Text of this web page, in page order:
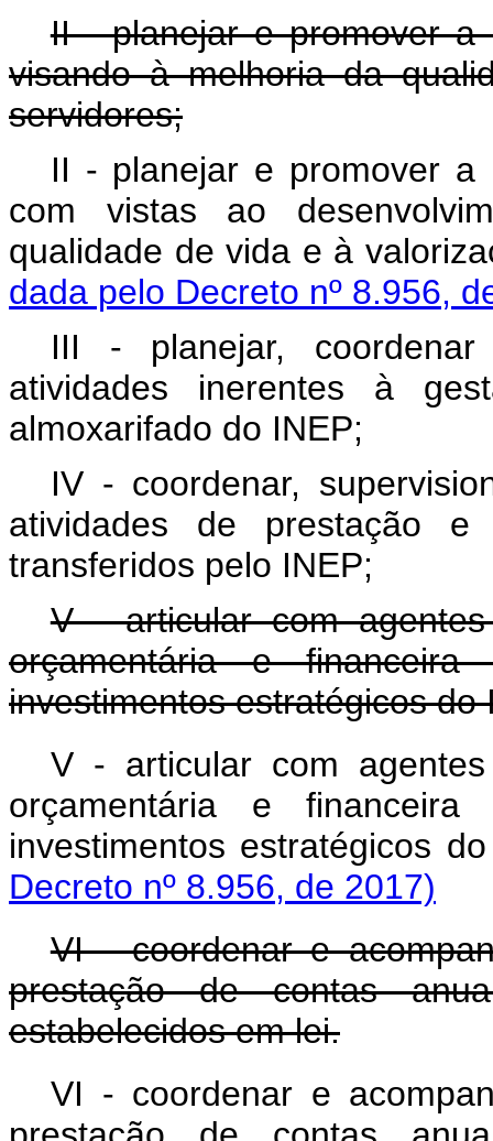
II - planejar e promover a
visando à melhoria da
servidores;
II - planejar e promover a
com vistas ao
qualidade de vida e à
dada pelo Decreto nº 8.956,
III - planejar,
atividades inerentes à
almoxarifado do INEP;
IV - coordenar,
atividades de prestação
transferidos pelo INEP;
V - articular com
orçamentária e
investimentos estratégicos do
V - articular com
orçamentária e
investimentos
Decreto nº 8.956, de 2017)
VI - coordenar e
prestação de contas
estabelecidos em lei.
VI - coordenar e